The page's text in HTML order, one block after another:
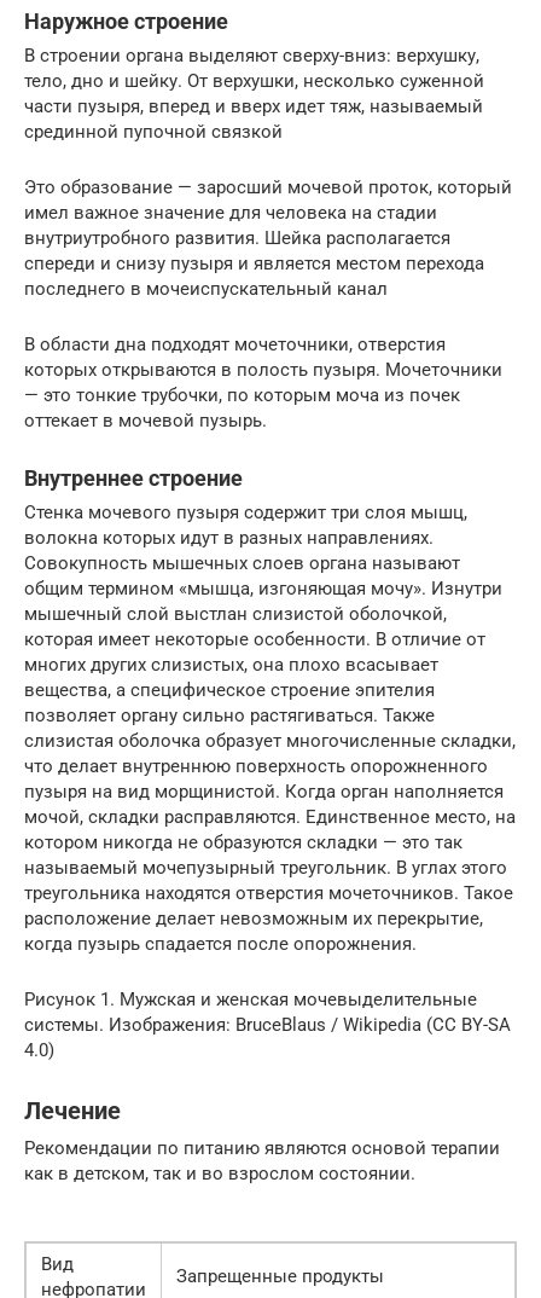
Наружное строение
В строении органа выделяют сверху-вниз: верхушку,
тело, дно и шейку. От верхушки, несколько суженной
части пузыря, вперед и вверх идет тяж, называемый
срединной пупочной связкой
Это образование — заросший мочевой проток, который
имел важное значение для человека на стадии
внутриутробного развития. Шейка располагается
спереди и снизу пузыря и является местом перехода
последнего в мочеиспускательный канал
В области дна подходят мочеточники, отверстия
которых открываются в полость пузыря. Мочеточники
— это тонкие трубочки, по которым моча из почек
оттекает в мочевой пузырь.
Внутреннее строение
Стенка мочевого пузыря содержит три слоя мышц,
волокна которых идут в разных направлениях.
Совокупность мышечных слоев органа называют
общим термином «мышца, изгоняющая мочу». Изнутри
мышечный слой выстлан слизистой оболочкой,
которая имеет некоторые особенности. В отличие от
многих других слизистых, она плохо всасывает
вещества, а специфическое строение эпителия
позволяет органу сильно растягиваться. Также
слизистая оболочка образует многочисленные складки,
что делает внутреннюю поверхность опорожненного
пузыря на вид морщинистой. Когда орган наполняется
мочой, складки расправляются. Единственное место, на
котором никогда не образуются складки — это так
называемый мочепузырный треугольник. В углах этого
треугольника находятся отверстия мочеточников. Такое
расположение делает невозможным их перекрытие,
когда пузырь спадается после опорожнения.
Рисунок 1. Мужская и женская мочевыделительные
системы. Изображения: BruceBlaus / Wikipedia (CC BY-SA
4.0)
Лечение
Рекомендации по питанию являются основой терапии
как в детском, так и во взрослом состоянии.
Вид
нефропатии
Запрещенные продукты